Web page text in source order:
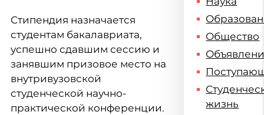
Стипендия назначается
студентам бакалавриата,
успешно сдавшим сессию и
занявшим призовое место на
внутривузовской
студенческой научно-
практической конференции.
Общество
жизнь